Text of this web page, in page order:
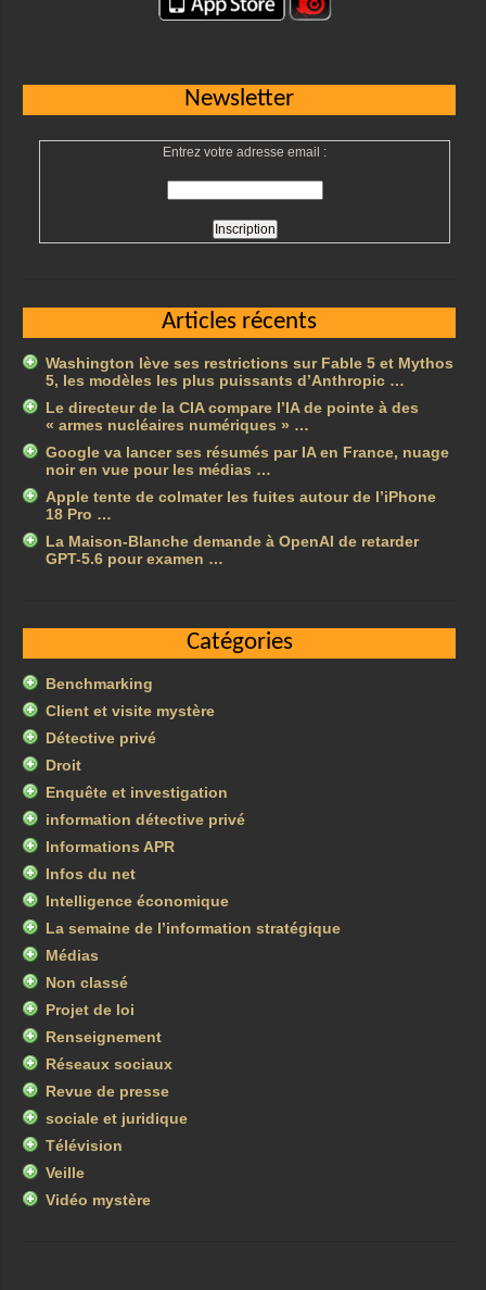
Newsletter
Entrez votre adresse email :
Articles récents
Washington lève ses restrictions sur Fable 5 et Mythos
5, les modèles les plus puissants d’Anthropic …
Le directeur de la CIA compare l’IA de pointe à des
« armes nucléaires numériques » …
Google va lancer ses résumés par IA en France, nuage
noir en vue pour les médias …
Apple tente de colmater les fuites autour de l’iPhone
18 Pro …
La Maison-Blanche demande à OpenAI de retarder
GPT-5.6 pour examen …
Catégories
Benchmarking
Client et visite mystère
Détective privé
Droit
Enquête et investigation
information détective privé
Informations APR
Infos du net
Intelligence économique
La semaine de l’information stratégique
Médias
Non classé
Projet de loi
Renseignement
Réseaux sociaux
Revue de presse
sociale et juridique
Télévision
Veille
Vidéo mystère